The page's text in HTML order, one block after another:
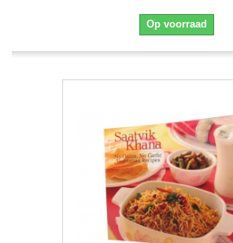
Op voorraad